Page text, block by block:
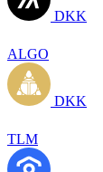
DKK
ALGO
DKK
TLM